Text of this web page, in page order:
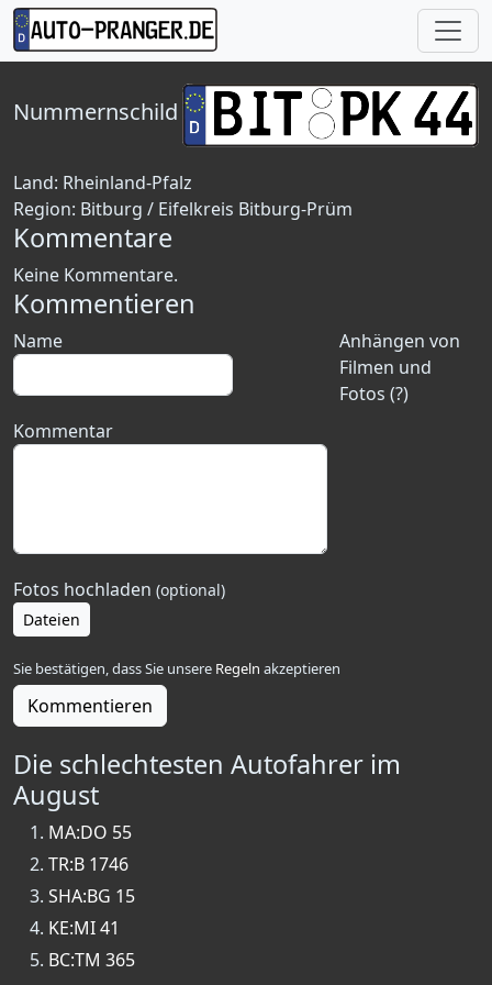
Nummernschild
Land: Rheinland-Pfalz
Region: Bitburg / Eifelkreis Bitburg-Prüm
Kommentare
Keine Kommentare.
Kommentieren
Anhängen von
Filmen und
Fotos (?)
Name
Kommentar
Fotos hochladen (optional)
Dateien
Sie bestätigen, dass Sie unsere Regeln akzeptieren
Kommentieren
Die schlechtesten Autofahrer im
August
MA:DO 55
TR:B 1746
SHA:BG 15
KE:MI 41
BC:TM 365